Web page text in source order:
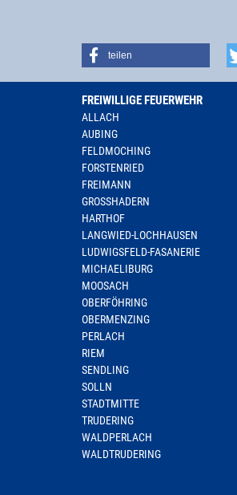
teilen
FREIWILLIGE FEUERWEHR
ALLACH
AUBING
FELDMOCHING
FORSTENRIED
FREIMANN
GROSSHADERN
HARTHOF
LANGWIED-LOCHHAUSEN
LUDWIGSFELD-FASANERIE
MICHAELIBURG
MOOSACH
OBERFÖHRING
OBERMENZING
PERLACH
RIEM
SENDLING
SOLLN
STADTMITTE
TRUDERING
WALDPERLACH
WALDTRUDERING